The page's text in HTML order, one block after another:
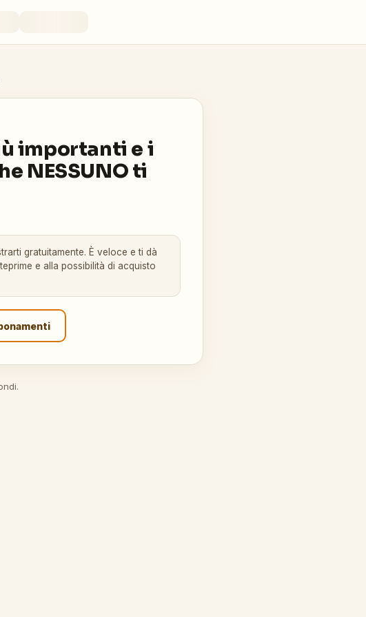
importanti e i
NESSUNO ti
gratuitamente. È veloce e ti dà
e alla possibilità di acquisto